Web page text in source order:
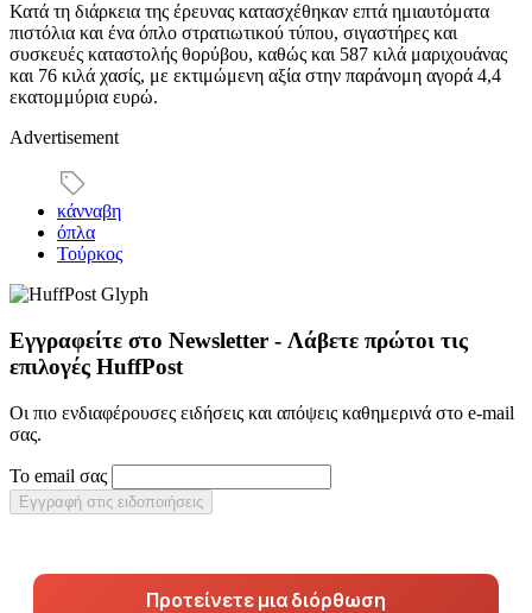
Κατά τη διάρκεια της έρευνας κατασχέθηκαν επτά ημιαυτόματα
πιστόλια και ένα όπλο στρατιωτικού τύπου, σιγαστήρες και
συσκευές καταστολής θορύβου, καθώς και 587 κιλά μαριχουάνας
και 76 κιλά χασίς, με εκτιμώμενη αξία στην παράνομη αγορά 4,4
εκατομμύρια ευρώ.
Advertisement
κάνναβη
όπλα
Τούρκος
Εγγραφείτε στο Newsletter - Λάβετε πρώτοι τις
επιλογές HuffPost
Οι πιο ενδιαφέρουσες ειδήσεις και απόψεις καθημερινά στο e-mail
σας.
Το email σας
Εγγραφή στις ειδοποιήσεις
Προτείνετε μια διόρθωση